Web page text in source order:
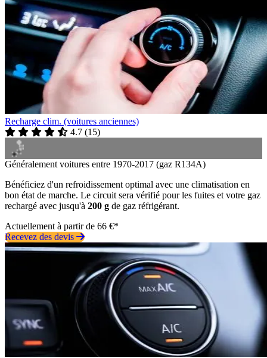
Recharge clim. (voitures anciennes)
4.7 (15)
Généralement voitures entre 1970-2017 (gaz R134A)
Bénéficiez d'un refroidissement optimal avec une climatisation en
bon état de marche. Le circuit sera vérifié pour les fuites et votre gaz
rechargé avec jusqu'à 200 g de gaz réfrigérant.
Actuellement à partir de 66 €*
Recevez des devis